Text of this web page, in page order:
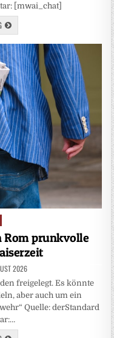
[mwai_chat]
Rom prunkvolle
2026
freigelegt. Es könnte
aber auch um ein
Quelle: derStandard